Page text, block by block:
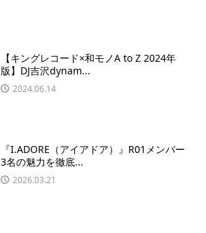
【キングレコード×和モノA to Z 2024年
版】DJ吉沢dynam...
2024.06.14
『I.ADORE（アイアドア）』R01メンバー
3名の魅力を徹底...
2026.03.21